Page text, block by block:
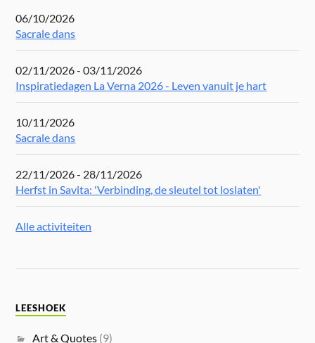
06/10/2026
Sacrale dans
02/11/2026 - 03/11/2026
Inspiratiedagen La Verna 2026 - Leven vanuit je hart
10/11/2026
Sacrale dans
22/11/2026 - 28/11/2026
Herfst in Savita: 'Verbinding, de sleutel tot loslaten'
Alle activiteiten
LEESHOEK
Art & Quotes (9)